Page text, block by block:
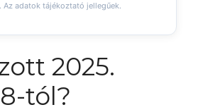
adatok tájékoztató jellegűek.
2025.
tól?